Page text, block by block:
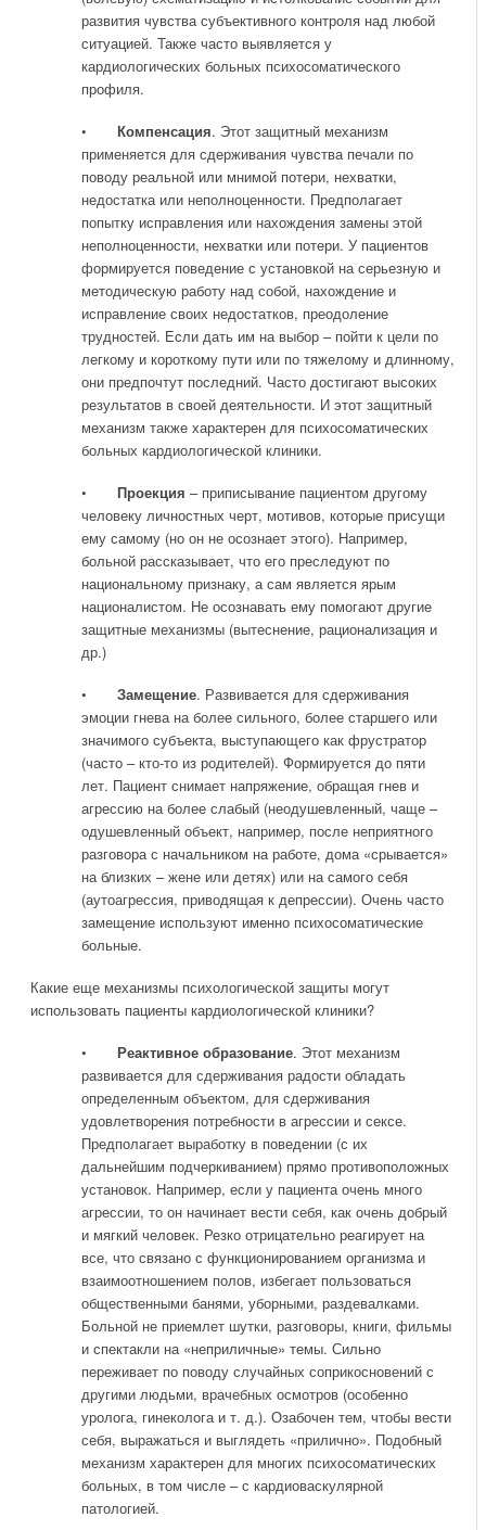
развития чувства субъективного контроля над любой
ситуацией. Также часто выявляется у
кардиологических больных психосоматического
профиля.
•Компенсация. Этот защитный механизм
применяется для сдерживания чувства печали по
поводу реальной или мнимой потери, нехватки,
недостатка или неполноценности. Предполагает
попытку исправления или нахождения замены этой
неполноценности, нехватки или потери. У пациентов
формируется поведение с установкой на серьезную и
методическую работу над собой, нахождение и
исправление своих недостатков, преодоление
трудностей. Если дать им на выбор – пойти к цели по
легкому и короткому пути или по тяжелому и длинному,
они предпочтут последний. Часто достигают высоких
результатов в своей деятельности. И этот защитный
механизм также характерен для психосоматических
больных кардиологической клиники.
•Проекция – приписывание пациентом другому
человеку личностных черт, мотивов, которые присущи
ему самому (но он не осознает этого). Например,
больной рассказывает, что его преследуют по
национальному признаку, а сам является ярым
националистом. Не осознавать ему помогают другие
защитные механизмы (вытеснение, рационализация и
др.)
•Замещение. Развивается для сдерживания
эмоции гнева на более сильного, более старшего или
значимого субъекта, выступающего как фрустратор
(часто – кто-то из родителей). Формируется до пяти
лет. Пациент снимает напряжение, обращая гнев и
агрессию на более слабый (неодушевленный, чаще –
одушевленный объект, например, после неприятного
разговора с начальником на работе, дома «срывается»
на близких – жене или детях) или на самого себя
(аутоагрессия, приводящая к депрессии). Очень часто
замещение используют именно психосоматические
больные.
Какие еще механизмы психологической защиты могут
использовать пациенты кардиологической клиники?
•Реактивное образование. Этот механизм
развивается для сдерживания радости обладать
определенным объектом, для сдерживания
удовлетворения потребности в агрессии и сексе.
Предполагает выработку в поведении (с их
дальнейшим подчеркиванием) прямо противоположных
установок. Например, если у пациента очень много
агрессии, то он начинает вести себя, как очень добрый
и мягкий человек. Резко отрицательно реагирует на
все, что связано с функционированием организма и
взаимоотношением полов, избегает пользоваться
общественными банями, уборными, раздевалками.
Больной не приемлет шутки, разговоры, книги, фильмы
и спектакли на «неприличные» темы. Сильно
переживает по поводу случайных соприкосновений с
другими людьми, врачебных осмотров (особенно
уролога, гинеколога и т. д.). Озабочен тем, чтобы вести
себя, выражаться и выглядеть «прилично». Подобный
механизм характерен для многих психосоматических
больных, в том числе – с кардиоваскулярной
патологией.